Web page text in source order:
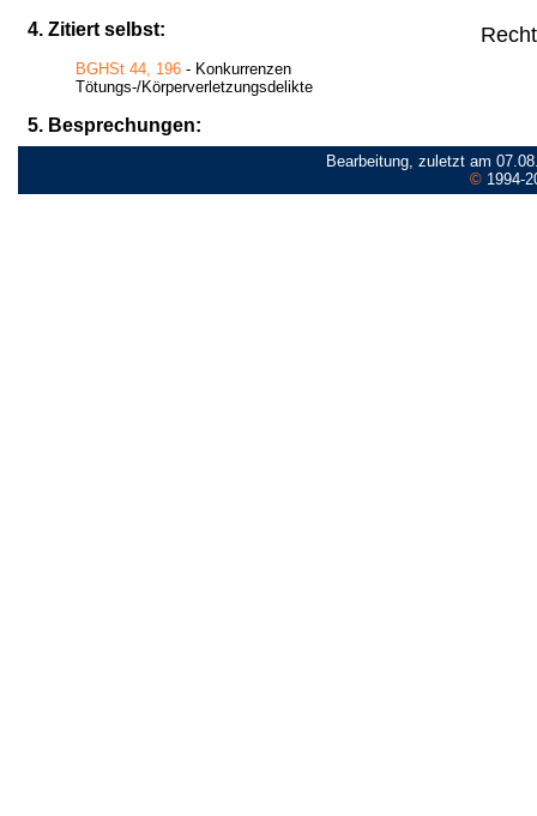
4. Zitiert selbst:
BGHSt 44, 196 - Konkurrenzen
Tötungs-/Körperverletzungsdelikte
5. Besprechungen:
Bearbeitung, zuletzt am
©1994-